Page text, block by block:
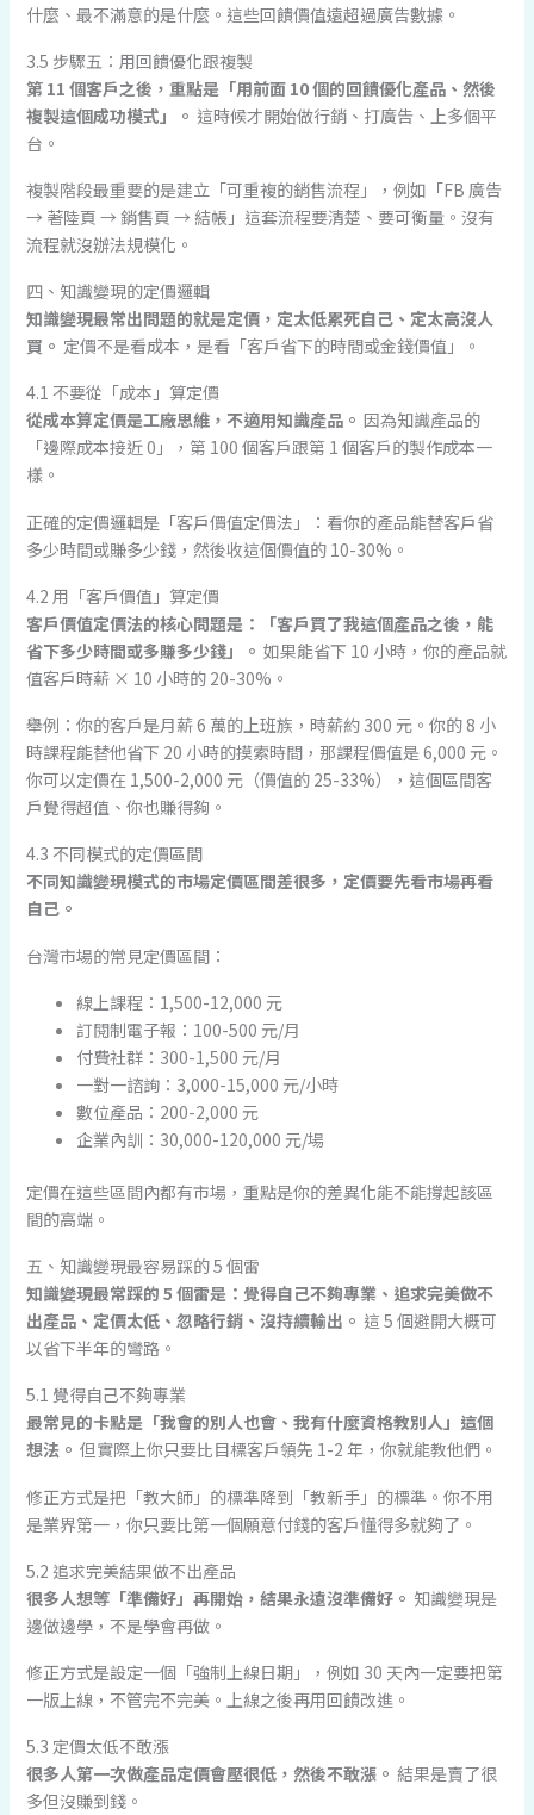
什麼、最不滿意的是什麼。這些回饋價值遠超過廣告數據。
3.5 步驟五：用回饋優化跟複製
第 11 個客戶之後，重點是「用前面 10 個的回饋優化產品、然後
複製這個成功模式」。 這時候才開始做行銷、打廣告、上多個平
台。
複製階段最重要的是建立「可重複的銷售流程」，例如「FB 廣告
→ 著陸頁 → 銷售頁 → 結帳」這套流程要清楚、要可衡量。沒有
流程就沒辦法規模化。
四、知識變現的定價邏輯
知識變現最常出問題的就是定價，定太低累死自己、定太高沒人
買。 定價不是看成本，是看「客戶省下的時間或金錢價值」。
4.1 不要從「成本」算定價
從成本算定價是工廠思維，不適用知識產品。 因為知識產品的
「邊際成本接近 0」，第 100 個客戶跟第 1 個客戶的製作成本一
樣。
正確的定價邏輯是「客戶價值定價法」：看你的產品能替客戶省
多少時間或賺多少錢，然後收這個價值的 10-30%。
4.2 用「客戶價值」算定價
客戶價值定價法的核心問題是：「客戶買了我這個產品之後，能
省下多少時間或多賺多少錢」。 如果能省下 10 小時，你的產品就
值客戶時薪 × 10 小時的 20-30%。
舉例：你的客戶是月薪 6 萬的上班族，時薪約 300 元。你的 8 小
時課程能替他省下 20 小時的摸索時間，那課程價值是 6,000 元。
你可以定價在 1,500-2,000 元（價值的 25-33%），這個區間客
戶覺得超值、你也賺得夠。
4.3 不同模式的定價區間
不同知識變現模式的市場定價區間差很多，定價要先看市場再看
自己。
台灣市場的常見定價區間：
線上課程：1,500-12,000 元
訂閱制電子報：100-500 元/月
付費社群：300-1,500 元/月
一對一諮詢：3,000-15,000 元/小時
數位產品：200-2,000 元
企業內訓：30,000-120,000 元/場
定價在這些區間內都有市場，重點是你的差異化能不能撐起該區
間的高端。
五、知識變現最容易踩的 5 個雷
知識變現最常踩的 5 個雷是：覺得自己不夠專業、追求完美做不
出產品、定價太低、忽略行銷、沒持續輸出。 這 5 個避開大概可
以省下半年的彎路。
5.1 覺得自己不夠專業
最常見的卡點是「我會的別人也會、我有什麼資格教別人」這個
想法。 但實際上你只要比目標客戶領先 1-2 年，你就能教他們。
修正方式是把「教大師」的標準降到「教新手」的標準。你不用
是業界第一，你只要比第一個願意付錢的客戶懂得多就夠了。
5.2 追求完美結果做不出產品
很多人想等「準備好」再開始，結果永遠沒準備好。 知識變現是
邊做邊學，不是學會再做。
修正方式是設定一個「強制上線日期」，例如 30 天內一定要把第
一版上線，不管完不完美。上線之後再用回饋改進。
5.3 定價太低不敢漲
很多人第一次做產品定價會壓很低，然後不敢漲。 結果是賣了很
多但沒賺到錢。